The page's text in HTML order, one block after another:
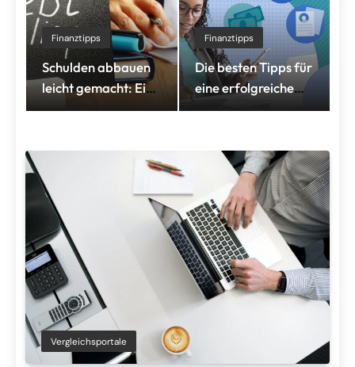
Finanztipps
Schulden abbauen
leicht gemacht: Ein
Schritt-für-Schritt-
Finanztipps
Die besten Tipps für
eine erfolgreiche
Altersvorsorge
Vergleichsportale